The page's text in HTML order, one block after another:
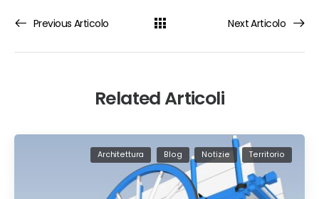
Previous Articolo Next Articolo
Related Articoli
Architettura Blog Notizie Territorio